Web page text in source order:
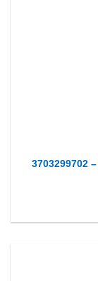
3703299702